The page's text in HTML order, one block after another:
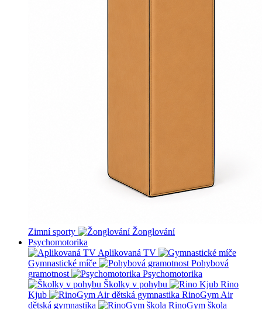
Zimní sporty
Žonglování
Psychomotorika
Aplikovaná TV
Gymnastické míče
Pohybová
gramotnost
Psychomotorika
Školky v pohybu
Rino
Kjub
RinoGym Air
dětská gymnastika
RinoGym škola